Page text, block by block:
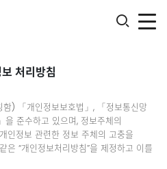
처리방침
함) 「개인정보보호법」, 「정보통신망
준수하고 있으며, 정보주체의
인정보 관련한 정보 주체의 고충을
“개인정보처리방침”을 제정하고 이를